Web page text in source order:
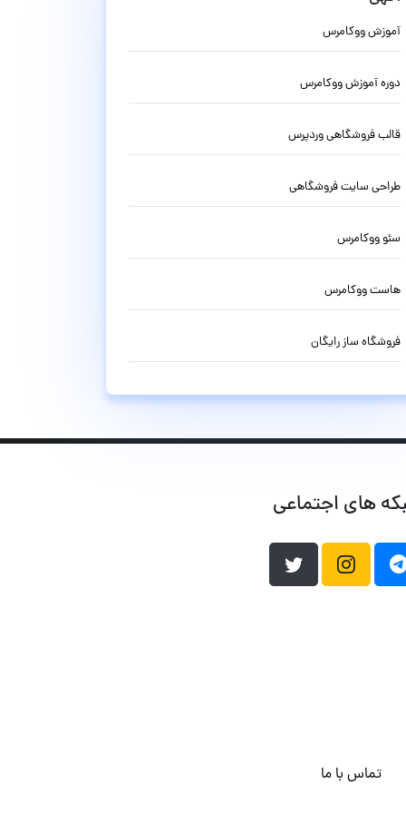
آموزش ووکامرس
دوره آموزش ووکامرس
قالب فروشگاهی وردپرس
طراحی سایت فروشگاهی
سئو ووکامرس
هاست ووکامرس
فروشگاه ساز رایگان
های اجتماعی
تماس با ما